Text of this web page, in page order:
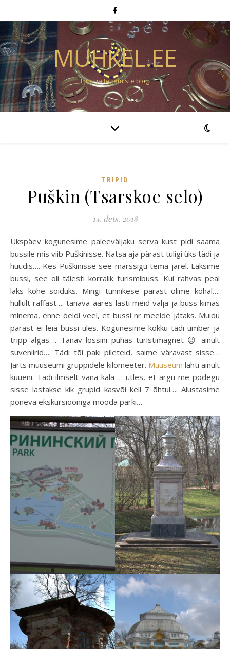
MUHKEL.EE
Tripi- ja tegemiste blogi
TRIPID
Puškin (Tsarskoe selo)
14. dets. 2018
Ükspäev kogunesime paleeväljaku serva kust pidi saama
bussile mis viib Puškinisse. Natsa aja pärast tuligi üks tädi ja
hüüdis…. Kes Puškinisse see marssigu tema järel. Läksime
bussi, see oli täiesti korralik turismibuss. Kui rahvas peal
läks kohe sõiduks. Mingi tunnikese pärast olime kohal….
hullult raffast…. tänava ääres lasti meid välja ja buss kimas
minema, enne öeldi veel, et bussi nr meelde jätaks. Muidu
pärast ei leia bussi üles. Kogunesime kokku tädi ümber ja
tripp algas…. Tänav lossini puhas turistimagnet 😉 ainult
suveniirid…. Tädi tõi paki pileteid, saime väravast sisse…
Järts muuseumi gruppidele kilomeeter. Muuseum lahti ainult
kuueni. Tädi ilmselt vana kala … ütles, et ärgu me põdegu
sisse lastakse kik grupid kasvõi kell 7 õhtul…. Alustasime
põneva ekskursiooniga mööda parki…